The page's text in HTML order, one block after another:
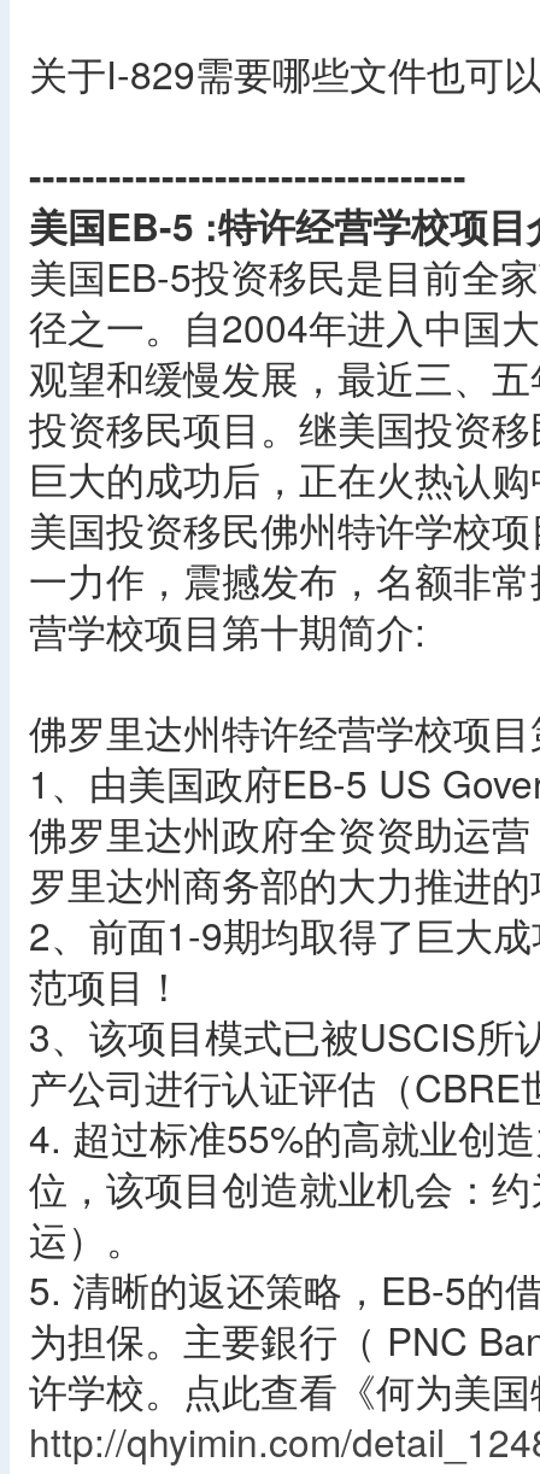
关于I-829需要哪些文件也可
---------------------------------
美国EB-5 :特许经营学校项目
美国EB-5投资移民是目前全
径之一。自2004年进入中国
观望和缓慢发展，最近三、
投资移民项目。继美国投资
巨大的成功后，正在火热认
美国投资移民佛州特许学校
一力作，震撼发布，名额非
营学校项目第十期简介:
佛罗里达州特许经营学校项
1、由美国政府EB-5 US
佛罗里达州政府全资资助运
罗里达州商务部的大力推进
2、前面1-9期均取得了巨大
范项目！
3、该项目模式已被USCIS所
产公司进行认证评估（CBRE
4. 超过标准55%的高就业创
位，该项目创造就业机会：
运）。
5. 清晰的返还策略，EB-5的
为担保。主要銀行（ PNC
许学校。点此查看《何为美
http://qhyimin.com/